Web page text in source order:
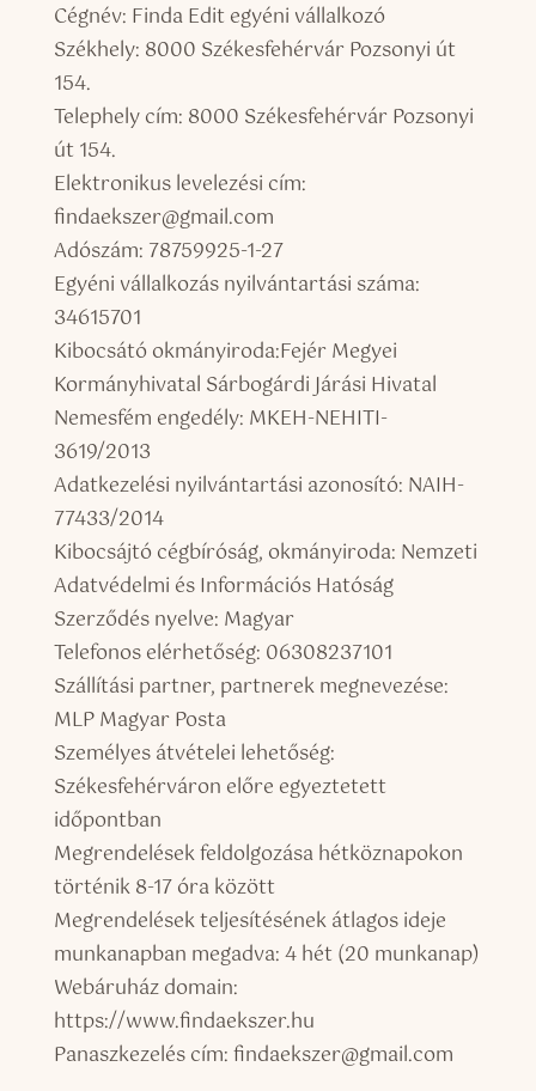
Cégnév: Finda Edit egyéni vállalkozó
Székhely: 8000 Székesfehérvár Pozsonyi út
154.
Telephely cím: 8000 Székesfehérvár Pozsonyi
út 154.
Elektronikus levelezési cím:
findaekszer@gmail.com
Adószám: 78759925-1-27
Egyéni vállalkozás nyilvántartási száma:
34615701
Kibocsátó okmányiroda:Fejér Megyei
Kormányhivatal Sárbogárdi Járási Hivatal
Nemesfém engedély: MKEH-NEHITI-
3619/2013
Adatkezelési nyilvántartási azonosító: NAIH-
77433/2014
Kibocsájtó cégbíróság, okmányiroda: Nemzeti
Adatvédelmi és Információs Hatóság
Szerződés nyelve: Magyar
Telefonos elérhetőség: 06308237101
Szállítási partner, partnerek megnevezése:
MLP Magyar Posta
Személyes átvételei lehetőség:
Székesfehérváron előre egyeztetett
időpontban
Megrendelések feldolgozása hétköznapokon
történik 8-17 óra között
Megrendelések teljesítésének átlagos ideje
munkanapban megadva: 4 hét (20 munkanap)
Webáruház domain:
https://www.findaekszer.hu
Panaszkezelés cím: findaekszer@gmail.com